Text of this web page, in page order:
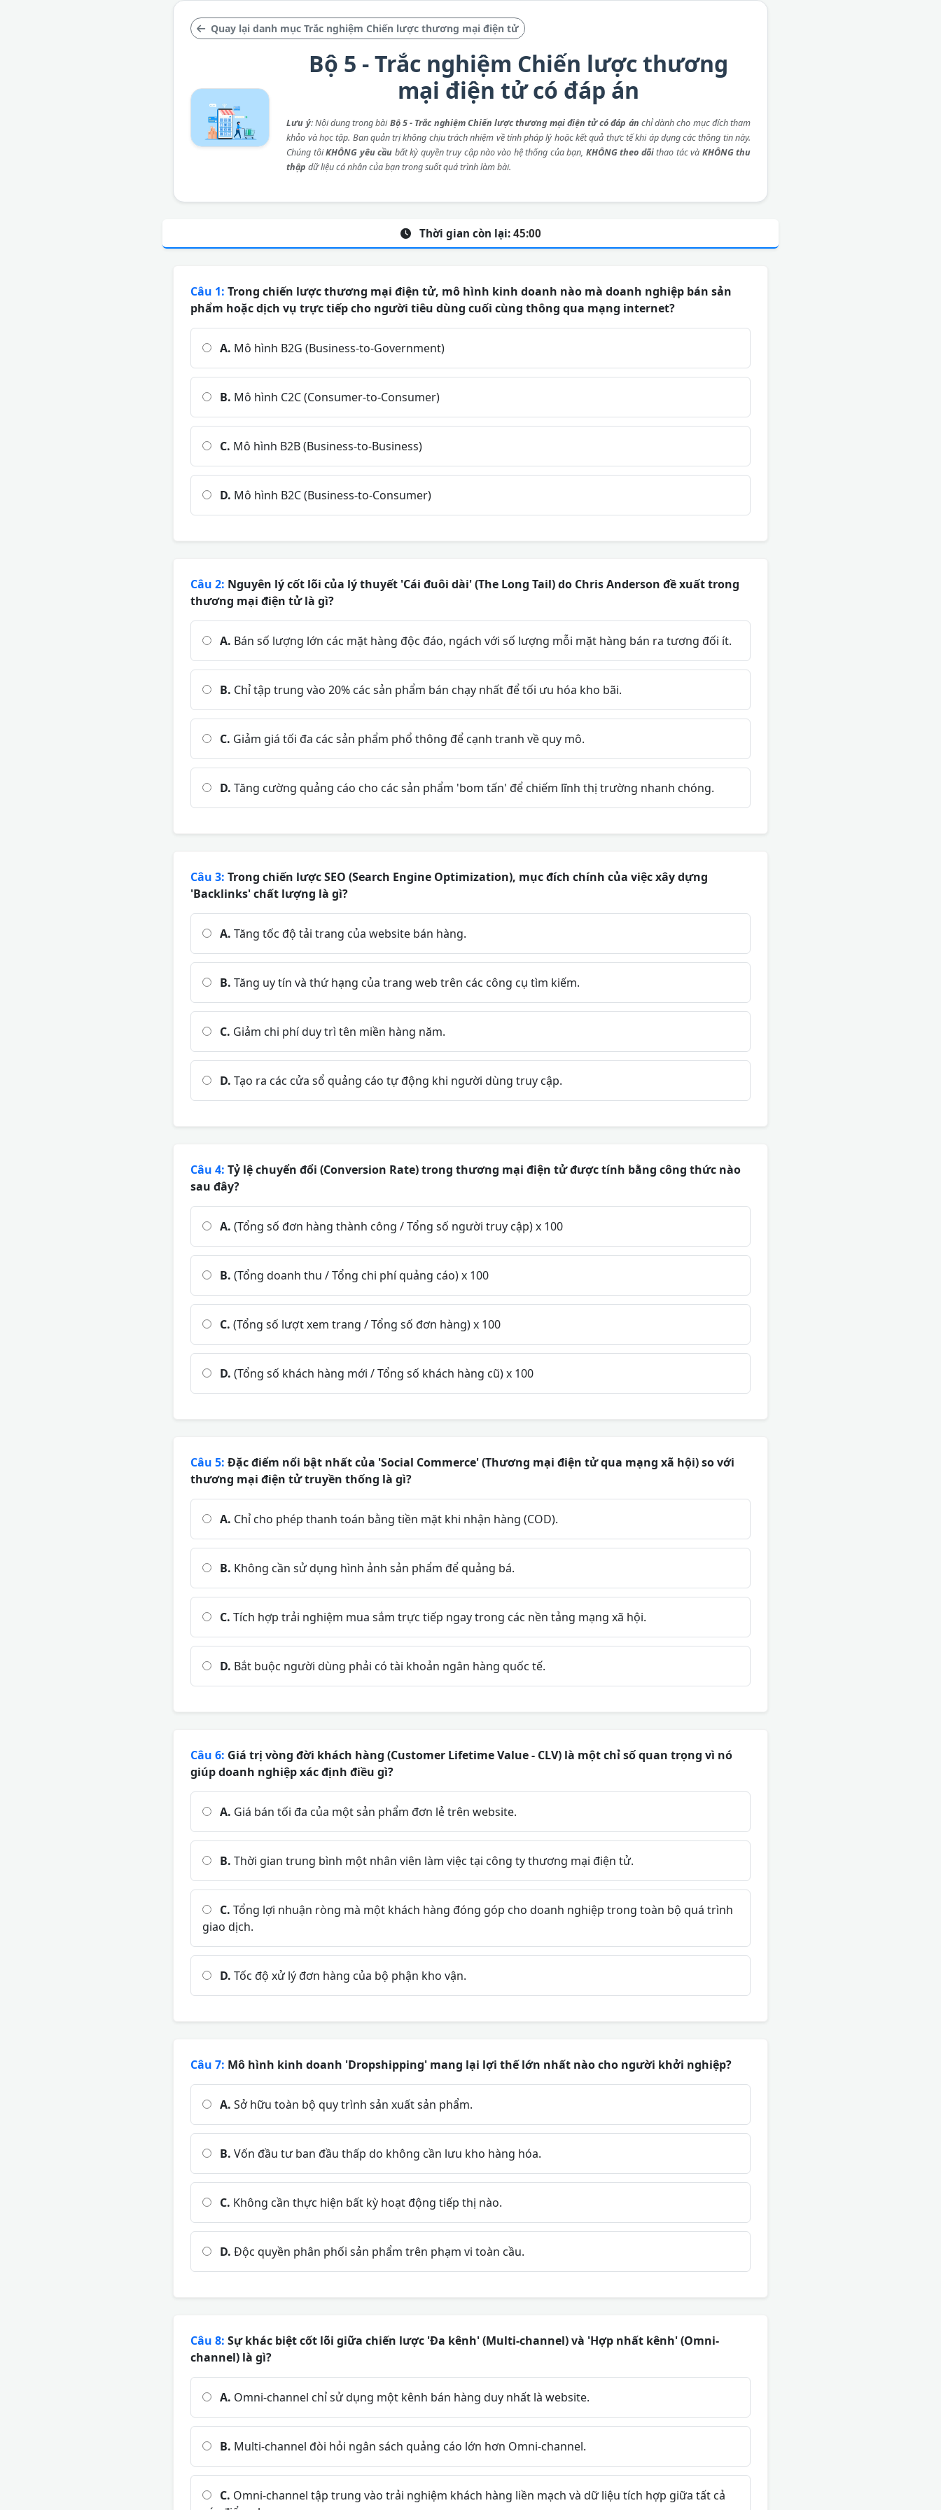
Quay lại danh mục Trắc nghiệm Chiến lược thương mại điện tử
Bộ 5 - Trắc nghiệm Chiến lược thương
mại điện tử có đáp án
Lưu ý: Nội dung trong bàiBộ 5 - Trắc nghiệm Chiến lược thương mại điện tử có đáp án chỉ dành cho mục đích tham
khảo và học tập. Ban quản trị không chịu trách nhiệm về tính pháp lý hoặc kết quả thực tế khi áp dụng các thông tin này.
Chúng tôiKHÔNG yêu cầu bất kỳ quyền truy cập nào vào hệ thống của bạn, KHÔNG theo dõithao tác và KHÔNG thu
thập dữ liệu cá nhân của bạn trong suốt quá trình làm bài.
Thời gian còn lại: 45:00
Câu 1: Trong chiến lược thương mại điện tử, mô hình kinh doanh nào mà doanh nghiệp bán sản
phẩm hoặc dịch vụ trực tiếp cho người tiêu dùng cuối cùng thông qua mạng internet?
A. Mô hình B2G (Business-to-Government)
B. Mô hình C2C (Consumer-to-Consumer)
C. Mô hình B2B (Business-to-Business)
D. Mô hình B2C (Business-to-Consumer)
Câu 2: Nguyên lý cốt lõi của lý thuyết 'Cái đuôi dài' (The Long Tail) do Chris Anderson đề xuất trong
thương mại điện tử là gì?
A. Bán số lượng lớn các mặt hàng độc đáo, ngách với số lượng mỗi mặt hàng bán ra tương đối ít.
B. Chỉ tập trung vào 20% các sản phẩm bán chạy nhất để tối ưu hóa kho bãi.
C. Giảm giá tối đa các sản phẩm phổ thông để cạnh tranh về quy mô.
D. Tăng cường quảng cáo cho các sản phẩm 'bom tấn' để chiếm lĩnh thị trường nhanh chóng.
Câu 3: Trong chiến lược SEO (Search Engine Optimization), mục đích chính của việc xây dựng
'Backlinks' chất lượng là gì?
A. Tăng tốc độ tải trang của website bán hàng.
B. Tăng uy tín và thứ hạng của trang web trên các công cụ tìm kiếm.
C. Giảm chi phí duy trì tên miền hàng năm.
D. Tạo ra các cửa sổ quảng cáo tự động khi người dùng truy cập.
Câu 4: Tỷ lệ chuyển đổi (Conversion Rate) trong thương mại điện tử được tính bằng công thức nào
sau đây?
A. (Tổng số đơn hàng thành công / Tổng số người truy cập) x 100
B. (Tổng doanh thu / Tổng chi phí quảng cáo) x 100
C. (Tổng số lượt xem trang / Tổng số đơn hàng) x 100
D. (Tổng số khách hàng mới / Tổng số khách hàng cũ) x 100
Câu 5: Đặc điểm nổi bật nhất của 'Social Commerce' (Thương mại điện tử qua mạng xã hội) so với
thương mại điện tử truyền thống là gì?
A. Chỉ cho phép thanh toán bằng tiền mặt khi nhận hàng (COD).
B. Không cần sử dụng hình ảnh sản phẩm để quảng bá.
C. Tích hợp trải nghiệm mua sắm trực tiếp ngay trong các nền tảng mạng xã hội.
D. Bắt buộc người dùng phải có tài khoản ngân hàng quốc tế.
Câu 6: Giá trị vòng đời khách hàng (Customer Lifetime Value - CLV) là một chỉ số quan trọng vì nó
giúp doanh nghiệp xác định điều gì?
A. Giá bán tối đa của một sản phẩm đơn lẻ trên website.
B. Thời gian trung bình một nhân viên làm việc tại công ty thương mại điện tử.
C. Tổng lợi nhuận ròng mà một khách hàng đóng góp cho doanh nghiệp trong toàn bộ quá trình
giao dịch.
D. Tốc độ xử lý đơn hàng của bộ phận kho vận.
Câu 7: Mô hình kinh doanh 'Dropshipping' mang lại lợi thế lớn nhất nào cho người khởi nghiệp?
A. Sở hữu toàn bộ quy trình sản xuất sản phẩm.
B. Vốn đầu tư ban đầu thấp do không cần lưu kho hàng hóa.
C. Không cần thực hiện bất kỳ hoạt động tiếp thị nào.
D. Độc quyền phân phối sản phẩm trên phạm vi toàn cầu.
Câu 8: Sự khác biệt cốt lõi giữa chiến lược 'Đa kênh' (Multi-channel) và 'Hợp nhất kênh' (Omni-
channel) là gì?
A. Omni-channel chỉ sử dụng một kênh bán hàng duy nhất là website.
B. Multi-channel đòi hỏi ngân sách quảng cáo lớn hơn Omni-channel.
C. Omni-channel tập trung vào trải nghiệm khách hàng liền mạch và dữ liệu tích hợp giữa tất cả